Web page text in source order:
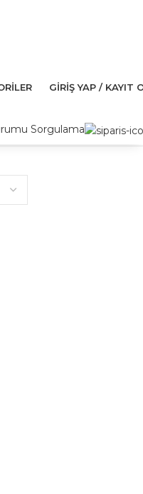
GIRIŞ YAP / KAYIT
Sorgulama